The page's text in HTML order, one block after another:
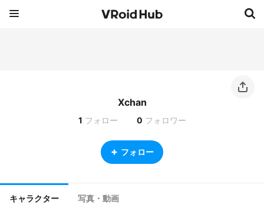
Xchan
1 フォロー 0 フォロワー
フォロー
キャラクター 写真・動画